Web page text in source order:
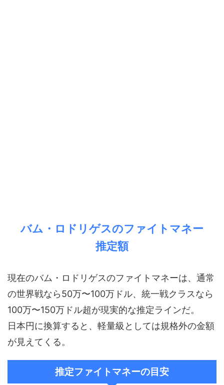
バム・ロドリゲスのファイトマネー
推定額
現在のバム・ロドリゲスのファイトマネーは、通常
の世界戦なら50万〜100万ドル、統一戦クラスなら
100万〜150万ドル超が現実的な推定ラインだ。
日本円に換算すると、軽量級としては規格外の金額
が見えてくる。
推定ファイトマネーの目安